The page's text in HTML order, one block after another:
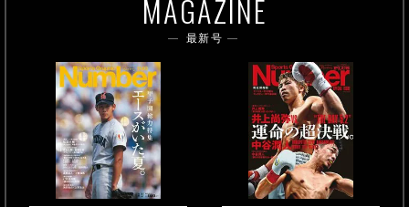
MAGAZINE
最新号